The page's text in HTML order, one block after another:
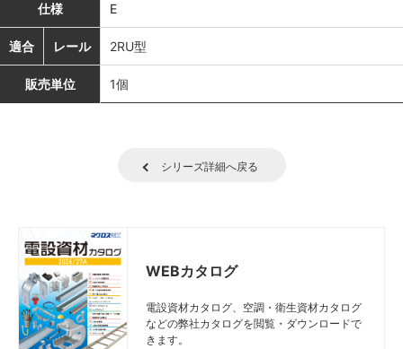
仕様
E
適合 レール 2RU型
販売単位 1個
シリーズ詳細へ戻る
WEBカタログ
電設資材カタログ、空調・衛生資材カタログ
などの弊社カタログを閲覧・ダウンロードで
きます。